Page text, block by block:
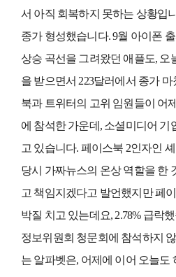
서 아직 회복하지 못하는 상황입
종가 형성했습니다. 9월 아이폰
상승 곡선을 그려왔던 애플도, 오
을 받으면서 223달러에서 종가
북과 트위터의 고위 임원들이 어
에 참석한 가운데, 소셜미디어 기
고 있습니다. 페이스북 2인자인
당시 가짜뉴스의 온상 역할을 한
고 책임지겠다고 발언했지만 페
박질 치고 있는데요, 2.78% 급락
정보위원회 청문회에 참석하지
는 알파벳은, 어제에 이어 오늘도